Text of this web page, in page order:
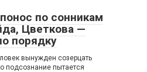
по сонникам
Цветкова —
порядку
вынужден созерцать
подсознание пытается